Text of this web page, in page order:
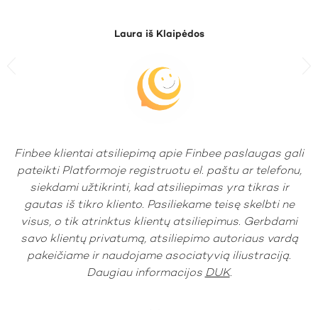
Laura iš Klaipėdos
Finbee klientai atsiliepimą apie Finbee paslaugas gali
pateikti Platformoje registruotu el. paštu ar telefonu,
siekdami užtikrinti, kad atsiliepimas yra tikras ir
gautas iš tikro kliento. Pasiliekame teisę skelbti ne
visus, o tik atrinktus klientų atsiliepimus. Gerbdami
savo klientų privatumą, atsiliepimo autoriaus vardą
pakeičiame ir naudojame asociatyvią iliustraciją.
Daugiau informacijos DUK.